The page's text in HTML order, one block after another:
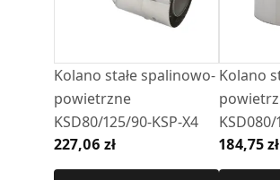
• średnica: 80/125 mm
• grubość blachy: 0,4 mm
• połączenie: nypel / kielich
• uszczelka w zestawie
Szczegółowe wymiary
produktu.
Kolano stałe spalinowo-
powietrzne
KSD80/125/90-KSP-X4
227,06 zł
Kolano
KSD080/
184,75 zł